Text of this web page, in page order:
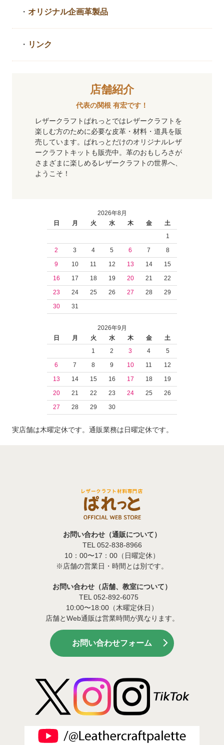
・ オリジナル企画革製品
・ リンク
店舗紹介
代表の関根 有宏です！
レザークラフトぱれっとではレザークラフトを
楽しむ方のために必要な皮革・材料・道具を販
売しています。ぱれっとだけのオリジナルレザ
ークラフトキットも販売中。革のおもしろさが
さまざまに楽しめるレザークラフトの世界へ、
ようこそ！
2026年8月
日
月 火 水 木 金
土
1
2
3 4 5 6 7
8
9
10 11 12 13 14
15
16
17 18 19 20 21
22
23
24 25 26 27 28
29
30
31
2026年9月
日
月 火 水 木 金
土
1
2 3 4
5
6
7 8 9 10 11
12
13
14 15 16 17 18
19
20
21 22 23 24 25
26
27
28 29 30
実店舗は木曜定休です。通販業務は日曜定休です。
お問い合わせ（通販について）
TEL 052-838-8966
10：00〜17：00（日曜定休）
※店舗の営業日・時間とは別です。
お問い合わせ（店舗、教室について）
TEL 052-892-6075
10:00〜18:00（木曜定休日）
店舗とWeb通販は営業時間が異なります。
お問い合わせフォーム